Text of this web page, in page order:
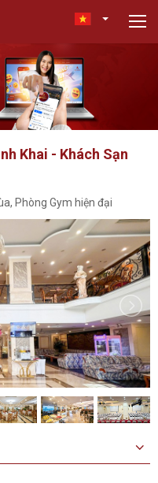
Khai - Khách Sạn
Phòng Gym hiện đại